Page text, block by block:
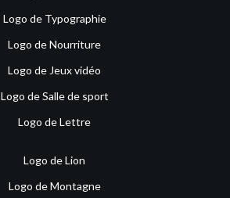
Logo de Typographie
Logo de Nourriture
Logo de Jeux vidéo
Logo de Salle de sport
Logo de Lettre
Logo de Lion
Logo de Montagne